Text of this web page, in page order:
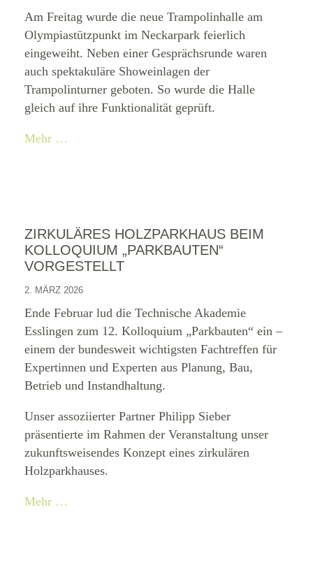
Am Freitag wurde die neue Trampolinhalle am
Olympiastützpunkt im Neckarpark feierlich
eingeweiht. Neben einer Gesprächsrunde waren
auch spektakuläre Showeinlagen der
Trampolinturner geboten. So wurde die Halle
gleich auf ihre Funktionalität geprüft.
Mehr …
ZIRKULÄRES HOLZPARKHAUS BEIM
KOLLOQUIUM „PARKBAUTEN“
VORGESTELLT
2. MÄRZ 2026
Ende Februar lud die Technische Akademie
Esslingen zum 12. Kolloquium „Parkbauten“ ein –
einem der bundesweit wichtigsten Fachtreffen für
Expertinnen und Experten aus Planung, Bau,
Betrieb und Instandhaltung.
Unser assoziierter Partner Philipp Sieber
präsentierte im Rahmen der Veranstaltung unser
zukunftsweisendes Konzept eines zirkulären
Holzparkhauses.
Mehr …